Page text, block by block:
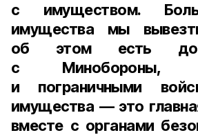
с имуществом.
имущества мы
об этом есть
с Минобороны,
и пограничными
имущества — это
вместе с органами